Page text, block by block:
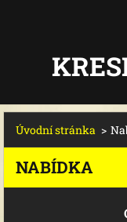
Úvodní stránka >
NABÍDKA